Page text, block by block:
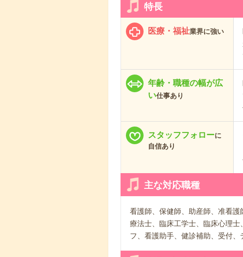
特長
医療・福祉業界に強い
年齢・職種の幅が広
い仕事あり
スタッフフォローに
自信あり
主な対応職種
看護師、保健師、助産師、准看
療法士、臨床工学士、臨床心理
フ、看護助手、健診補助、受付、